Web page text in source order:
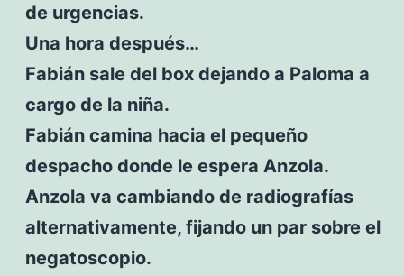
de urgencias.
Una hora después…
Fabián sale del box dejando a Paloma a
cargo de la niña.
Fabián camina hacia el pequeño
despacho donde le espera Anzola.
Anzola va cambiando de radiografías
alternativamente, fijando un par sobre el
negatoscopio.